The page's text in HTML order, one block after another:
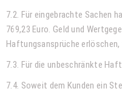
7.2. Für eingebrachte Sachen
769,23 Euro. Geld und
Haftungsansprüche erlöschen,
7.3. Für die unbeschränkte
7.4. Soweit dem Kunden ein